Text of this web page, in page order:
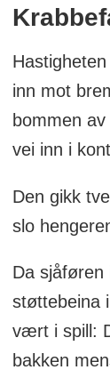
inn mot
bommen
vei inn i
Den gikk
slo
Da sjåføren
støttebeina
vært i spill:
bakken